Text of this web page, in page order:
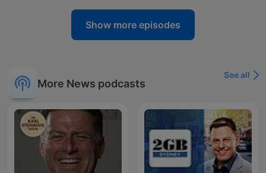
Show more episodes
More News podcasts
See all